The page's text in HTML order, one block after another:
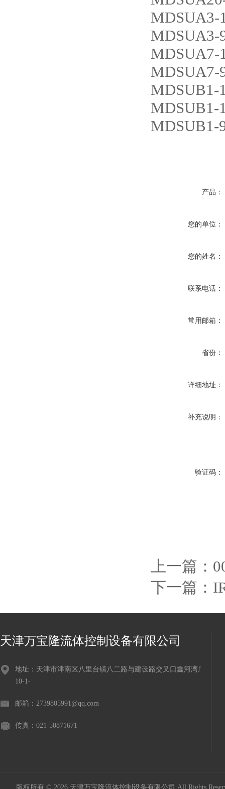
MDSUA3-
MDSUA3-
MDSUA7-
MDSUA7-
MDSUB1-
MDSUB1-
MDSUB1-
产品：
您的单位：
您的姓名：
联系电话：
常用邮箱：
省份：
详细地址：
补充说明：
验证码：
上一篇：
下一篇：
天津万宝隆流体控制设备有限公司
地址：天津市津南区八里台镇八二路与建设路交叉口鑫河湾广场
10-1-
邮箱：2739805991@qq.com
传真：021-50871671
版权所有 © 2026 天津万宝隆流体控制设备有限公司 All Rights